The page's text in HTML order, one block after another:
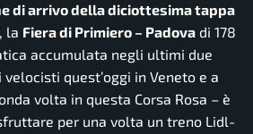
di arrivo della diciottesima tappa
, la Fiera di Primiero – Padova di 178
accumulata negli ultimi due
velocisti quest’oggi in Veneto e a
volta in questa Corsa Rosa – è
per una volta un treno Lidl-